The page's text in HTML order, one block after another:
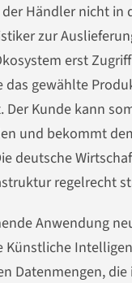
Händler nicht in
zur
erst
das gewählte
Der Kunde kann
und bekommt
deutsche
regelrecht
Anwendung
Künstliche
Datenmengen, die